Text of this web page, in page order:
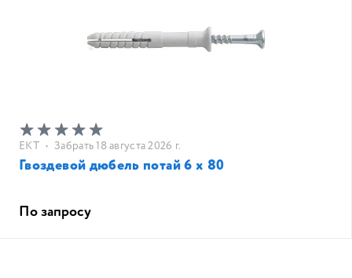
EKT • Забрать 18 августа 2026 г.
Гвоздевой дюбель потай 6 x 80
По запросу